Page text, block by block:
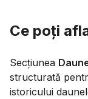
Ce poți
Secțiunea
structurată
istoricului